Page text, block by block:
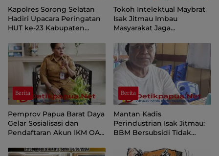
Kapolres Sorong Selatan
Hadiri Upacara Peringatan
HUT ke-23 Kabupaten
Tokoh Intelektual Maybrat
Isak Jitmau Imbau
Masyarakat Jaga
81 Kemerdekaan RI
Berita
Pemprov Papua Barat Daya
Gelar Sosialisasi dan
Pendaftaran Akun IKM OAP
Berita
Mantan Kadis
Perindustrian Isak Jitmau:
BBM Bersubsidi Tidak
Distribusi Perlu Diperkuat